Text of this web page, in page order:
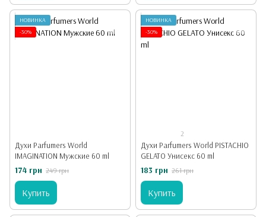
НОВИНКА
-30%
Духи Parfumers World
IMAGINATION Мужские 60 ml
174 грн 249 грн
Купить
НОВИНКА
-30%
2
Духи Parfumers World PISTACHIO
GELATO Унисекс 60 ml
183 грн 261 грн
Купить